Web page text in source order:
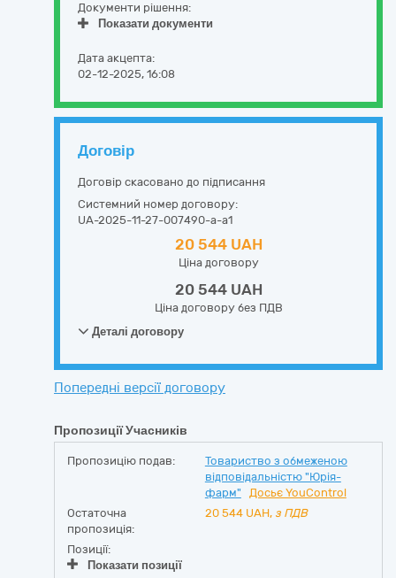
Документи рішення:
Показати документи
Дата акцепта:
02-12-2025, 16:08
Договір
Договір скасовано до підписання
Системний номер договору:
UA-2025-11-27-007490-a-a1
20 544 UAH
Ціна договору
20 544 UAH
Ціна договору без ПДВ
Деталі договору
Попередні версії договору
Пропозиції Учасників
Пропозицію подав:
Товариство з обмеженою
відповідальністю "Юрія-
фарм"
Досьє YouControl
Остаточна
пропозиція:
20 544 UAH, з ПДВ
Позиції:
Показати позиції